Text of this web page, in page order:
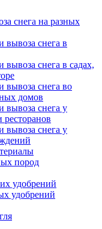
снега на разных
вывоза снега в
снега в садах,
вывоза снега во
домов
вывоза снега у
вывоза снега у
пород
удобрений
удобрений